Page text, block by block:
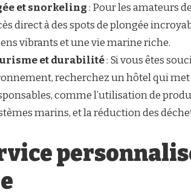
et snorkeling: Pour les amateurs
direct à des spots de plongée
vibrants et une vie marine riche.
et durabilité: Si vous êtes
recherchez un hôtel qui met
comme l’utilisation de
marins, et la réduction des